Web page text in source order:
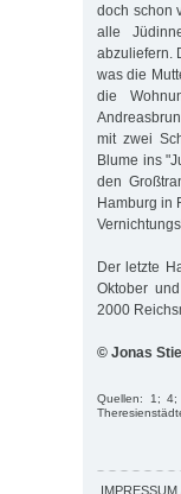
doch schon
alle
abzuliefern.
was die
die
mit zwei
Blume ins
den
Hamburg in
Der letzte
Oktober
2000
© Jonas
Quellen: 1;